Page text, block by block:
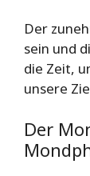
Der
sein und
die Zeit,
unsere
Der